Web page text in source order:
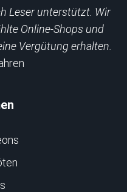
Leser unterstützt. Wir
Online-Shops und
Vergütung erhalten.